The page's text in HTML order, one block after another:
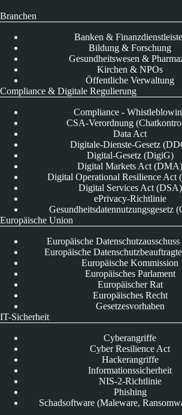
Branchen
Banken &
Bildung & Forschung
Gesundheitswesen &
Kirchen & NPOs
Öffentliche Verwaltung
Compliance & Digitale Regulierung
Compliance -
CSA-Verordnung
Data Act
Digitale-Dienste-Gesetz
Digital-Gesetz (DigiG)
Digital Markets Act (DMA)
Digital Operational Resilience Act
Digital Services Act (DSA)
ePrivacy-Richtlinie
Gesundheitsdatennutzungsgesetz
Europäische Union
Europäische
Europäische
Europäische Kommission
Europäisches Parlament
Europäischer Rat
Europäisches Recht
Gesetzesvorhaben
IT-Sicherheit
Cyberangriffe
Cyber Resilience Act
Hackerangriffe
Informationssicherheit
NIS-2-Richtlinie
Phishing
Schadsoftware (Maleware,